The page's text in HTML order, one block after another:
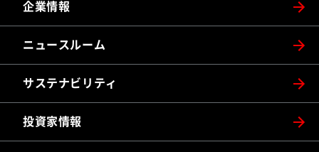
企業情報
ニュースルーム
サステナビリティ
投資家情報